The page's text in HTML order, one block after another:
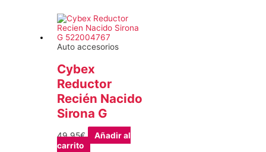
Auto accesorios
Cybex
Reductor
Recién Nacido
Sirona G
49,95€
Añadir al
carrito